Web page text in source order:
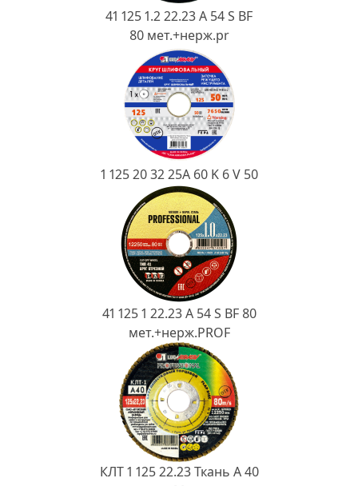
41 125 1.2 22.23 A 54 S BF
80 мет.+нерж.pr
1 125 20 32 25А 60 K 6 V 50
41 125 1 22.23 A 54 S BF 80
мет.+нерж.PROF
КЛТ 1 125 22.23 Ткань A 40